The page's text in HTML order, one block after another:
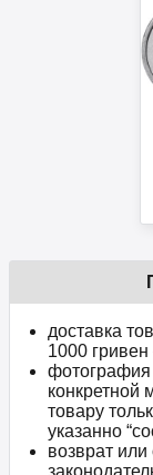
доставка
1000
фотография
конкретной
товару
указанно
возврат